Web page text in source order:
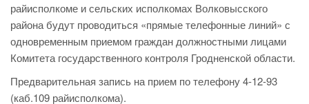
райисполкоме и сельских исполкомах Волковысского
района будут проводиться «прямые телефонные линий» с
одновременным приемом граждан должностными лицами
Комитета государственного контроля Гродненской области.
Предварительная запись на прием по телефону 4-12-93
(каб.109 райисполкома).